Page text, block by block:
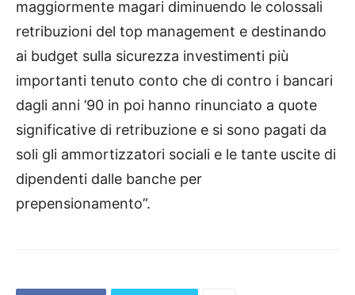
maggiormente magari diminuendo le colossali
retribuzioni del top management e destinando
ai budget sulla sicurezza investimenti più
importanti tenuto conto che di contro i bancari
dagli anni ’90 in poi hanno rinunciato a quote
significative di retribuzione e si sono pagati da
soli gli ammortizzatori sociali e le tante uscite di
dipendenti dalle banche per
prepensionamento”.